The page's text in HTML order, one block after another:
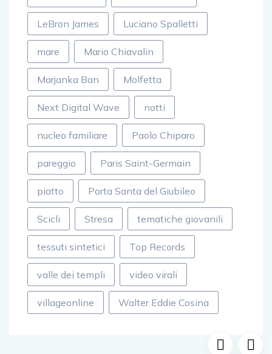
LeBron James Luciano Spalletti
mare Mario Chiavalin
Marjanka Ban Molfetta
Next Digital Wave notti
nucleo familiare Paolo Chiparo
pareggio Paris Saint-Germain
piatto Porta Santa del Giubileo
Scicli Stresa tematiche giovanili
tessuti sintetici Top Records
valle dei templi video virali
villageonline Walter Eddie Cosina